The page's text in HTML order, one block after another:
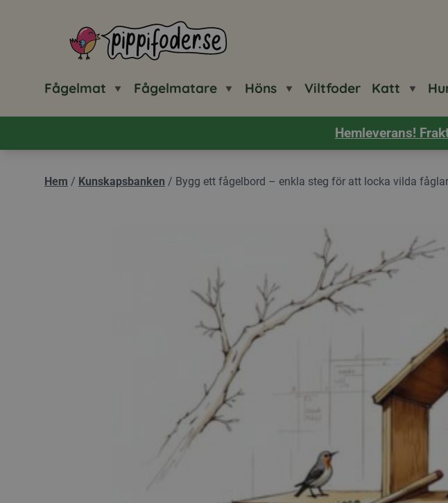
Pippifoder logotyp
Fågelmat Fågelmatare Höns Viltfoder Katt
Hemleverans!
Hem / Kunskapsbanken / Bygg ett fågelbord – enkla steg för att locka vilda fåglar